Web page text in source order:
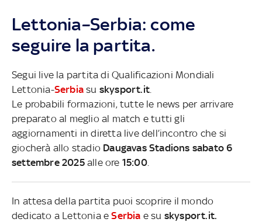
Lettonia–Serbia: come
seguire la partita.
Segui live la partita di Qualificazioni Mondiali
Lettonia-Serbia su skysport.it
Le probabili formazioni, tutte le news per arrivare
preparato al meglio al match e tutti gli
aggiornamenti in diretta live dell’incontro che si
giocherà allo stadio Daugavas Stadions sabato 6
settembre 2025alle ore 15:00.
In attesa della partita puoi scoprire il mondo
dedicato a Lettonia eSerbia e su skysport.it.